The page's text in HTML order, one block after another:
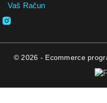
Vaš Račun
© 2026 - Ecommerce